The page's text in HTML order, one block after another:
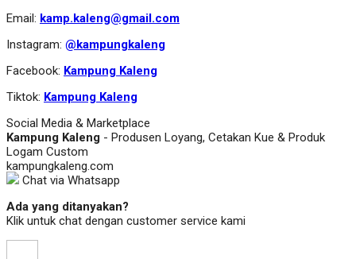
Email: kamp.kaleng@gmail.com
Instagram: @kampungkaleng
Facebook: Kampung Kaleng
Tiktok: Kampung Kaleng
Social Media & Marketplace
Kampung Kaleng - Produsen Loyang, Cetakan Kue & Produk
Logam Custom
kampungkaleng.com
Chat via Whatsapp
Ada yang ditanyakan?
Klik untuk chat dengan customer service kami